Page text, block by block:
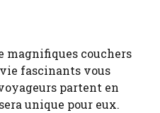
magnifiques couchers
fascinants vous
partent en
unique pour eux.